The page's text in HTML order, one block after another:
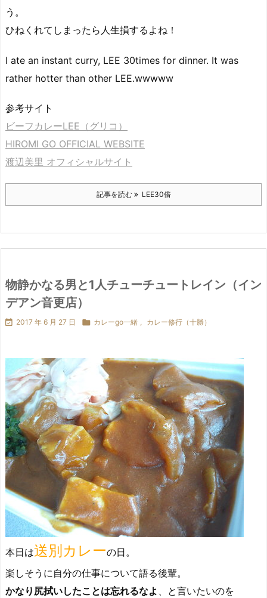
う。
ひねくれてしまったら人生損するよね！
I ate an instant curry, LEE 30times for dinner. It was
rather hotter than other LEE.wwwww
参考サイト
ビーフカレーLEE（グリコ）
HIROMI GO OFFICIAL WEBSITE
渡辺美里 オフィシャルサイト
記事を読む LEE30倍
物静かなる男と1人チューチュートレイン（イン
デアン音更店）
 2017 年 6 月 27 日  カレーgo一緒 , カレー修行（十勝）
本日は送別カレーの日。
楽しそうに自分の仕事について語る後輩。
かなり尻拭いしたことは忘れるなよ 、と言いたいのを